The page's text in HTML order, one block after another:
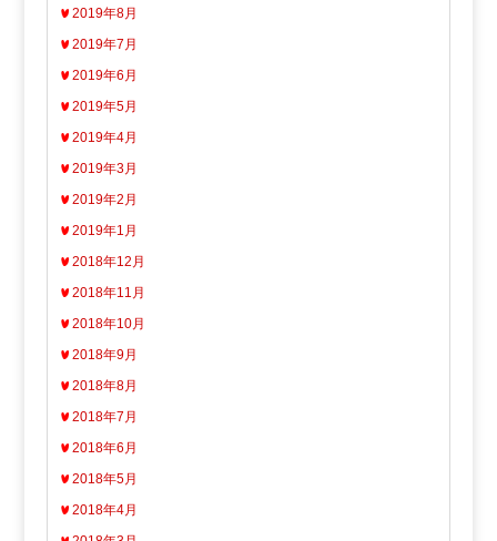
2019年8月
2019年7月
2019年6月
2019年5月
2019年4月
2019年3月
2019年2月
2019年1月
2018年12月
2018年11月
2018年10月
2018年9月
2018年8月
2018年7月
2018年6月
2018年5月
2018年4月